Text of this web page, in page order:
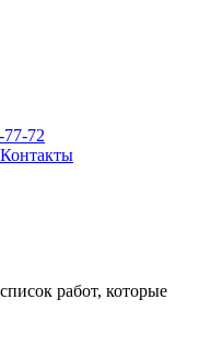
72
Контакты
работ, которые